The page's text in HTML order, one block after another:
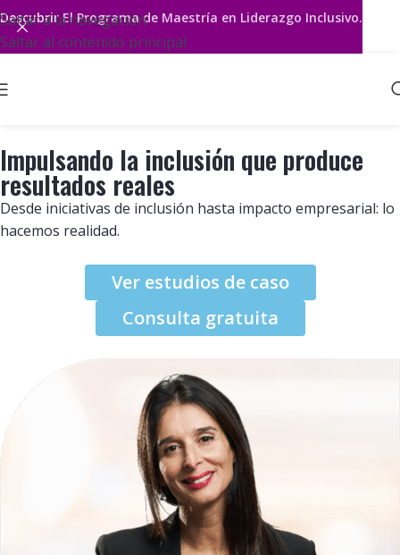
Saltar a la navegación
Saltar al contenido principal
Impulsando la inclusión que produce
resultados reales
Desde iniciativas de inclusión hasta impacto empresarial: lo
hacemos realidad.
Ver estudios de caso
Consulta gratuita
DescubrirEl Programa de Maestría en Liderazgo Inclusivo.